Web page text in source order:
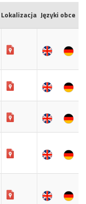
Lokalizacja Języki obce